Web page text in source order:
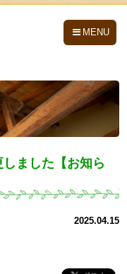
MENU
ました【お知ら
2025.04.15